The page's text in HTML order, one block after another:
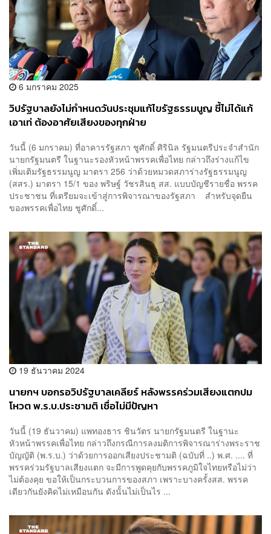
6 มกราคม 2025
วิปรัฐบาลยังไม่กำหนดวันประชุมแก้ไขรัฐธรรมนูญ ชี้ไม่ได้แก้
เอาเท่ ต้องอาศัยเสียงของทุกฝ่าย
วันนี้ (6 มกราคม) ที่อาคารรัฐสภา ชูศักดิ์ ศิรินิล รัฐมนตรีประจำสำนัก
นายกรัฐมนตรี ในฐานะรองหัวหน้าพรรคเพื่อไทย กล่าวถึงร่างแก้ไข
เพิ่มเติมรัฐธรรมนูญ มาตรา 256 ว่าด้วยหมวดสภาร่างรัฐธรรมนูญ
(สสร.) มาตรา 15/1 ของ พริษฐ์ วัชรสินธุ สส. แบบบัญชีรายชื่อ พรรค
ประชาชน ที่เตรียมจะเข้าสู่การพิจารณาของรัฐสภา สำหรับจุดยืน
ของพรรคเพื่อไทย ชูศักดิ์...
19 ธันวาคม 2024
นายกฯ บอกรอวิปรัฐบาลเคลียร์ หลังพรรคร่วมเสียงแตกปม
โหวต พ.ร.บ.ประชามติ เชื่อไม่มีปัญหา
วันนี้ (19 ธันวาคม) แพทองธาร ชินวัตร นายกรัฐมนตรี ในฐานะ
หัวหน้าพรรคเพื่อไทย กล่าวถึงกรณีการลงมติการพิจารณาร่างพระราช
บัญญัติ (พ.ร.บ.) ว่าด้วยการออกเสียงประชามติ (ฉบับที่ ..) พ.ศ. .... ที่
พรรคร่วมรัฐบาลเสียงแตก จะมีการพูดคุยกับพรรคภูมิใจไทยหรือไม่ว่า
ไม่ต้องคุย ขอให้เป็นกระบวนการของสภา เพราะบางครั้งสส. พรรค
เดียวกันยังคิดไม่เหมือนกัน ดังนั้นไม่เป็นไร ...